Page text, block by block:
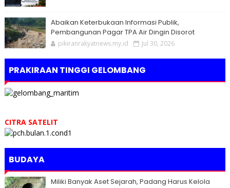
Abaikan Keterbukaan Informasi Publik,
Pembangunan Pagar TPA Air Dingin Disorot
pikiranrakyatnews.my.id Jul 30, 2026
PRAKIRAAN TINGGI GELOMBANG
CITRA SATELIT
BUDAYA
Miliki Banyak Aset Sejarah, Padang Harus Kelola